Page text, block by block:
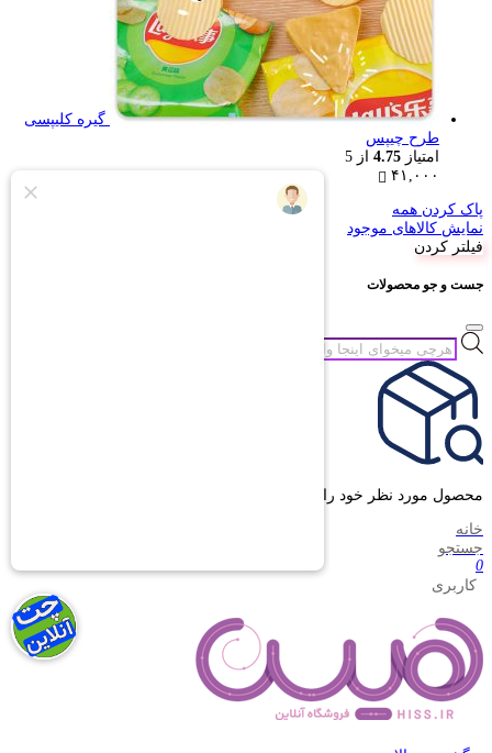
گیره کلیپسی
طرح چیپس
امتیاز 4.75 از 5
۴۱,۰۰۰
پاک کردن همه
نمایش کالاهای موجود
فیلتر کردن
جست و جو محصولات
جستجوی
محصولات
محصول مورد نظر خود را جستجو کنید.
خانه
جستجو
0
کاربری